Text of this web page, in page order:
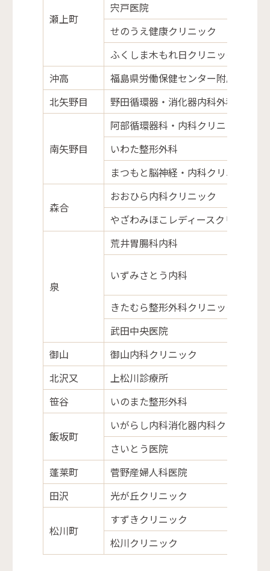
瀬上町
宍戸医院
せのうえ健康クリニック
ふくしま木もれ日クリニック
沖高
福島県労働保健センター附属貴船診
北矢野目
野田循環器・消化器内科外科クリニ
南矢野目
阿部循環器科・内科クリニック
いわた整形外科
まつもと脳神経・内科クリニック
森合
おおひら内科クリニック
やざわみほこレディースクリニック
泉
荒井胃腸科内科
いずみさとう内科
きたむら整形外科クリニック
武田中央医院
御山
御山内科クリニック
北沢又
上松川診療所
笹谷
いのまた整形外科
飯坂町
いがらし内科消化器内科クリニック
さいとう医院
蓬莱町
菅野産婦人科医院
田沢
光が丘クリニック
松川町
すずきクリニック
松川クリニック